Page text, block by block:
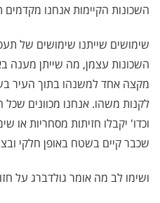
השכונות הקיימות אנחנו מקדמים
שימושים שייתנו שימושים של
השכונות עצמן, מה שייתן מענה
מקצה אחד למשנהו בתוך העיר
לקנות משהו. אנחנו מכוונים שכל
וכדו' יקבלו חזיתות מסחריות או
שכבר קיים בשטח באופן חלקי
ושימו לב מה אומר גולדברג על